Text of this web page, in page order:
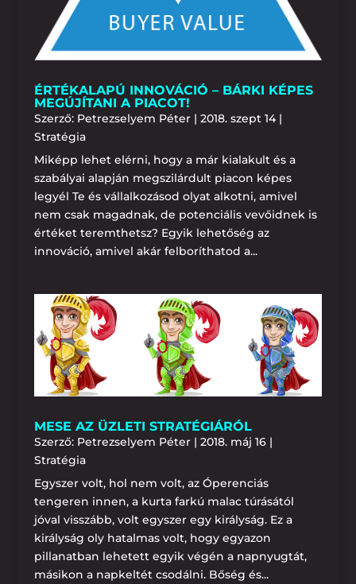
ÉRTÉKALAPÚ INNOVÁCIÓ – BÁRKI KÉPES
MEGÚJÍTANI A PIACOT!
Szerző: Petrezselyem Péter| 2018. szept 14|
Stratégia
Miképp lehet elérni, hogy a már kialakult és a
szabályai alapján megszilárdult piacon képes
legyél Te és vállalkozásod olyat alkotni, amivel
nem csak magadnak, de potenciális vevőidnek is
értéket teremthetsz? Egyik lehetőség az
innováció, amivel akár felboríthatod a...
MESE AZ ÜZLETI STRATÉGIÁRÓL
Szerző: Petrezselyem Péter| 2018. máj 16|
Stratégia
Egyszer volt, hol nem volt, az Óperenciás
tengeren innen, a kurta farkú malac túrásától
jóval visszább, volt egyszer egy királyság. Ez a
királyság oly hatalmas volt, hogy egyazon
pillanatban lehetett egyik végén a napnyugtát,
másikon a napkeltét csodálni. Bőség és...